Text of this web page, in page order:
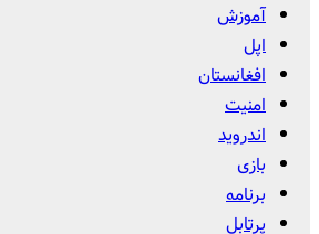
آموزش
اپل
افغانستان
امنیت
اندروید
بازی
برنامه
پرتابل